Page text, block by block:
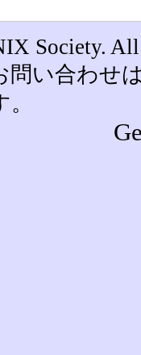
Society.
い合わせ